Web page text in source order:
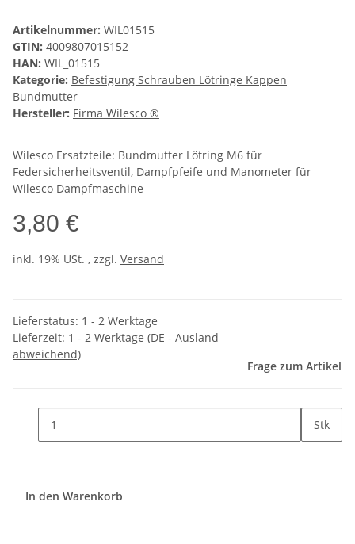
Artikelnummer: WIL01515
GTIN: 4009807015152
HAN: WIL_01515
Kategorie: Befestigung Schrauben Lötringe Kappen
Bundmutter
Hersteller: Firma Wilesco ®
Wilesco Ersatzteile: Bundmutter Lötring M6 für
Federsicherheitsventil, Dampfpfeife und Manometer für
Wilesco Dampfmaschine
3,80 €
inkl. 19% USt. , zzgl. Versand
Lieferstatus: 1 - 2 Werktage
Lieferzeit: 1 - 2 Werktage (DE - Ausland
abweichend)
Frage zum Artikel
Stk
In den Warenkorb